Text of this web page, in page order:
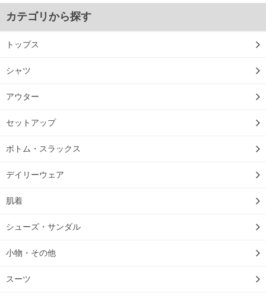
カテゴリから探す
トップス
シャツ
アウター
セットアップ
ボトム・スラックス
デイリーウェア
肌着
シューズ・サンダル
小物・その他
スーツ